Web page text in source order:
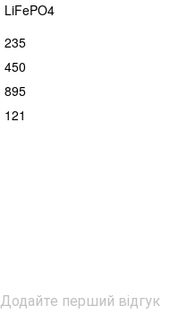
LiFePO4
235
450
895
121
Додайте перший відгук